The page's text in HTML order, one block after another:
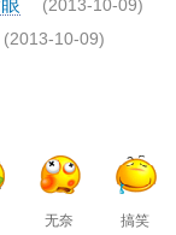
(2013-10-09)
(2013-10-09)
无奈 搞笑